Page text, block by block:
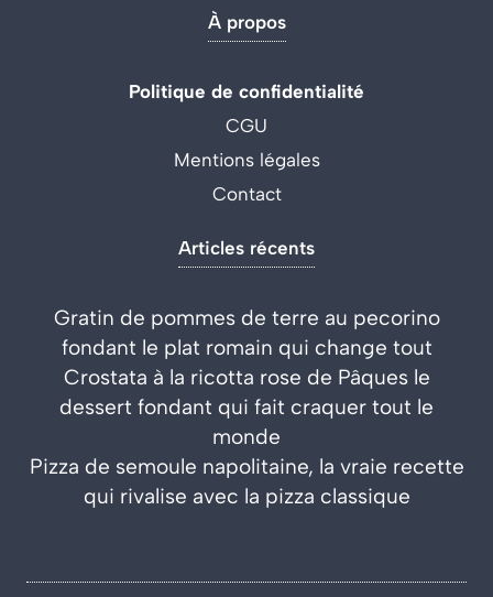
À propos
Politique de confidentialité
CGU
Mentions légales
Contact
Articles récents
Gratin de pommes de terre au pecorino
fondant le plat romain qui change tout
Crostata à la ricotta rose de Pâques le
dessert fondant qui fait craquer tout le
monde
Pizza de semoule napolitaine, la vraie recette
qui rivalise avec la pizza classique